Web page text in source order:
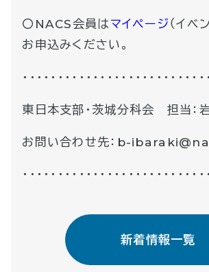
〇NACS会員はマイページ（イベ
お申込みください。
・・・・・・・・・・・・・・・・・・・・・・・・・・
東日本支部・茨城分科会 担当：
お問い合わせ先：b-
・・・・・・・・・・・・・・・・・・・・・・・・・・
新着情報一覧